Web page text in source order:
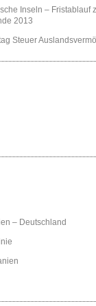
Inseln – Fristablauf
2013
Steuer
– Deutschland